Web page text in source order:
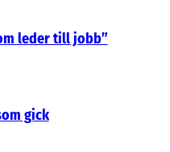
leder till jobb”
gick